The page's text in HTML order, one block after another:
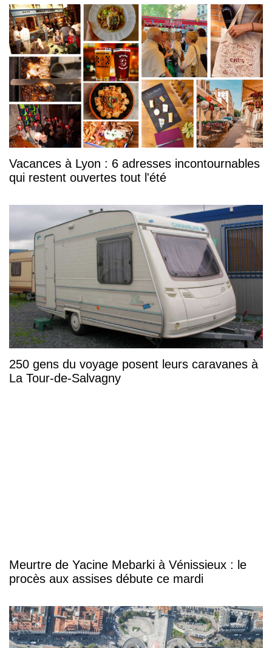
Vacances à Lyon : 6 adresses incontournables
qui restent ouvertes tout l'été
250 gens du voyage posent leurs caravanes à
La Tour-de-Salvagny
Meurtre de Yacine Mebarki à Vénissieux : le
procès aux assises débute ce mardi